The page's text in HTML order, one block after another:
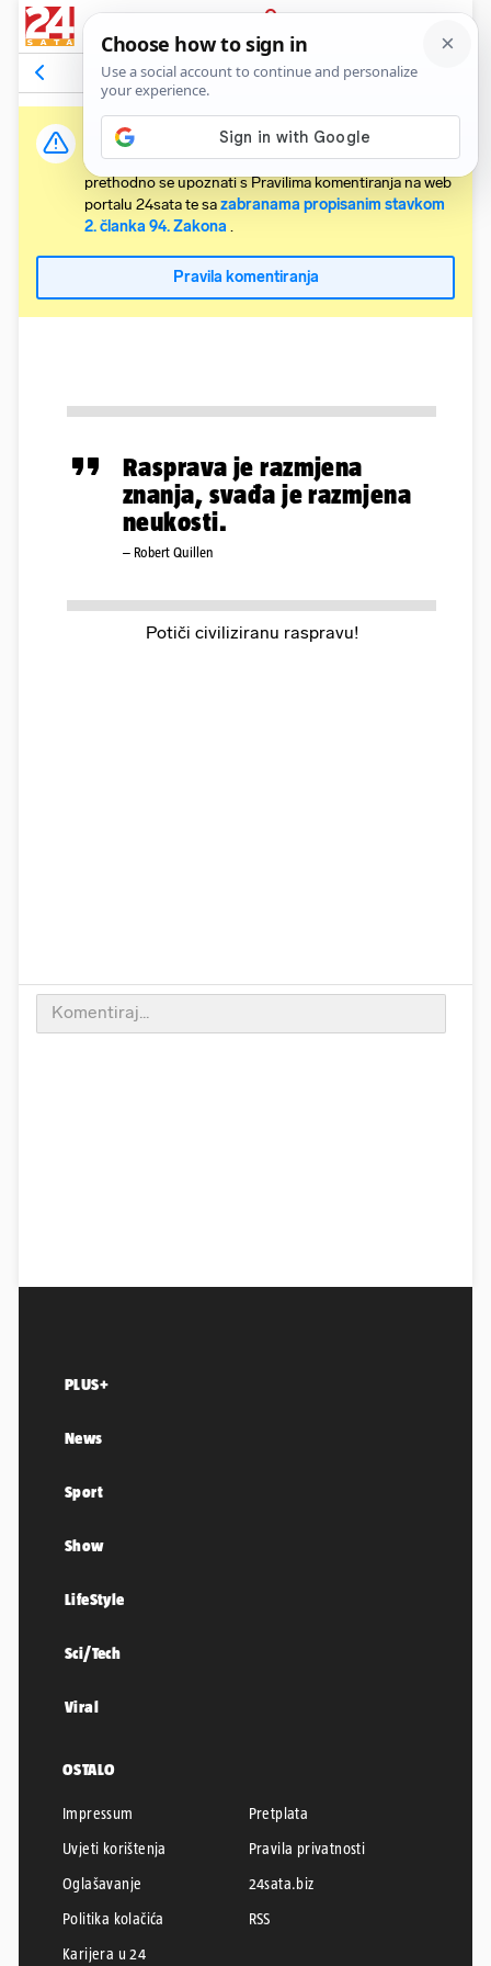
PRIJAVA
Komentari Relevantni
Važna obavijest:
Svaki korisnik koji želi komentirati članke obvezan je
prethodno se upoznati s Pravilima komentiranja na web
portalu 24sata te sazabranama propisanim stavkom
2. članka 94. Zakona .
Pravila komentiranja
Rasprava je razmjena
znanja, svađa je razmjena
neukosti.
– Robert Quillen
Potiči civiliziranu raspravu!
PLUS+
News
Sport
Show
LifeStyle
Sci/Tech
Viral
OSTALO
Impressum
Pretplata
Uvjeti korištenja
Pravila privatnosti
Oglašavanje
24sata.biz
Politika kolačića
RSS
Karijera u 24